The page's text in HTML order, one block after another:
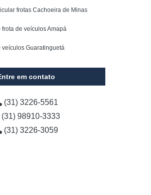
Resíduos
Frota Minas Gerais
Gestão de Frota
de Frota Automóvel
Frota Logística
de Estoque Veículos
frotas Cachoeira de Minas
de veículos Amapá
veículos Guaratinguetá
em contato
(31) 3226-5561
98910-3333
(31) 3226-3059